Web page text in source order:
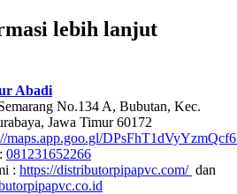
lebih lanjut
Abadi
No.134 A, Bubutan, Kec.
Jawa Timur 60172
maps.app.goo.gl/DPsFhT1dVyYzmQcf6
081231652266
: https://distributorpipapvc.com/ dan